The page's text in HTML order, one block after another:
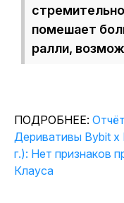
помешает
ралли,
ПОДРОБНЕЕ:
Деривативы Bybit x
г.): Нет признаков
Клауса